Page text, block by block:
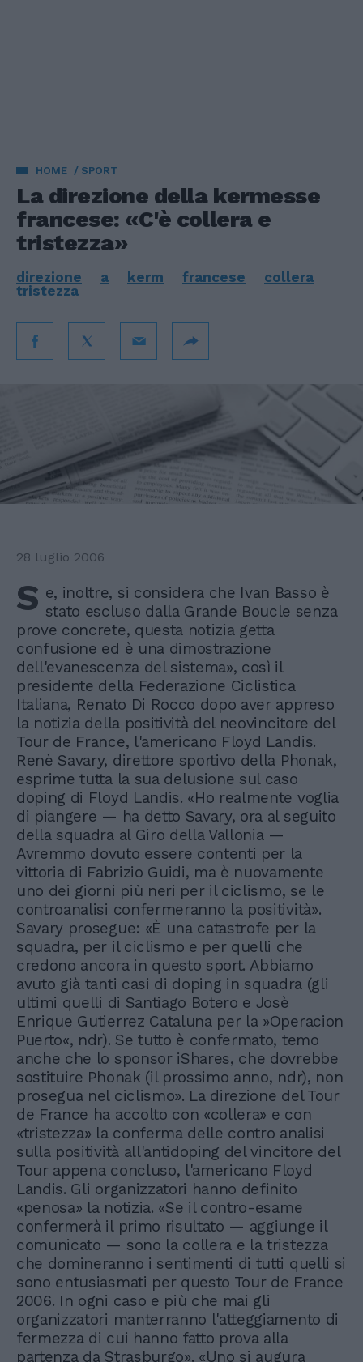
HOME SPORT
La direzione della kermesse
francese: «C'è collera e
tristezza»
direzione a kerm francese
collera
tristezza
28 luglio 2006
S e, inoltre, si considera che Ivan Basso è
stato escluso dalla Grande Boucle senza
prove concrete, questa notizia getta
confusione ed è una dimostrazione
dell'evanescenza del sistema», così il
presidente della Federazione Ciclistica
Italiana, Renato Di Rocco dopo aver appreso
la notizia della positività del neovincitore del
Tour de France, l'americano Floyd Landis.
Renè Savary, direttore sportivo della Phonak,
esprime tutta la sua delusione sul caso
doping di Floyd Landis. «Ho realmente voglia
di piangere — ha detto Savary, ora al seguito
della squadra al Giro della Vallonia —
Avremmo dovuto essere contenti per la
vittoria di Fabrizio Guidi, ma è nuovamente
uno dei giorni più neri per il ciclismo, se le
controanalisi confermeranno la positività».
Savary prosegue: «È una catastrofe per la
squadra, per il ciclismo e per quelli che
credono ancora in questo sport. Abbiamo
avuto già tanti casi di doping in squadra (gli
ultimi quelli di Santiago Botero e Josè
Enrique Gutierrez Cataluna per la »Operacion
Puerto«, ndr). Se tutto è confermato, temo
anche che lo sponsor iShares, che dovrebbe
sostituire Phonak (il prossimo anno, ndr), non
prosegua nel ciclismo». La direzione del Tour
de France ha accolto con «collera» e con
«tristezza» la conferma delle contro analisi
sulla positività all'antidoping del vincitore del
Tour appena concluso, l'americano Floyd
Landis. Gli organizzatori hanno definito
«penosa» la notizia. «Se il contro-esame
confermerà il primo risultato — aggiunge il
comunicato — sono la collera e la tristezza
che domineranno i sentimenti di tutti quelli si
sono entusiasmati per questo Tour de France
2006. In ogni caso e più che mai gli
organizzatori manterranno l'atteggiamento di
fermezza di cui hanno fatto prova alla
partenza da Strasburgo». «Uno si augura